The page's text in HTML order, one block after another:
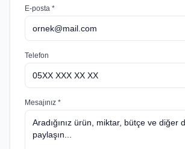
E-posta *
Telefon
Mesajınız *